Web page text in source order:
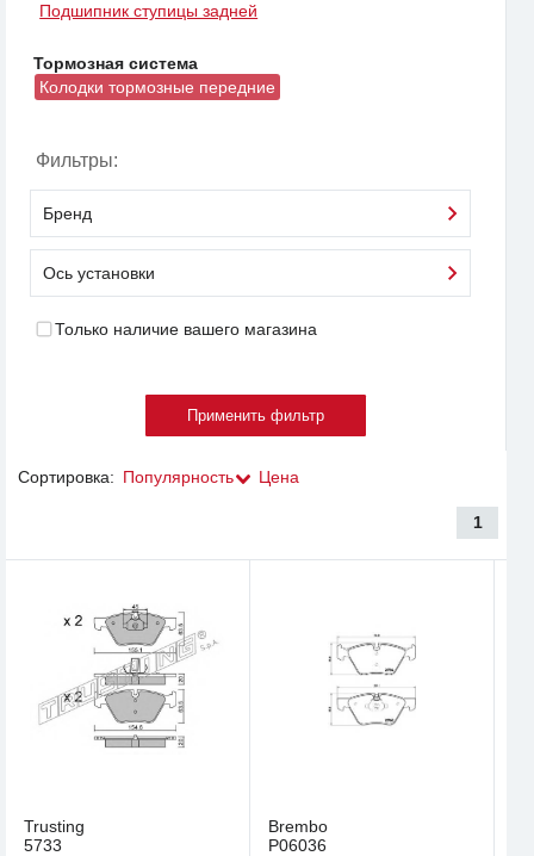
Подшипник ступицы задней
Тормозная система
Колодки тормозные передние
Фильтры:
Бренд
Ось установки
Только наличие вашего магазина
Сортировка: Популярность Цена
1
Trusting
5733
Brembo
P06036